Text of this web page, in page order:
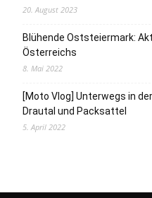
20. August 2023
Blühende Oststeiermark:
Österreichs
8. Mai 2022
[Moto Vlog] Unterwegs in
Drautal und Packsattel
5. April 2022